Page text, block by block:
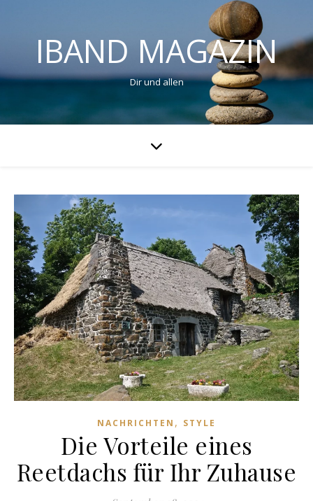
IBAND MAGAZIN
Dir und allen
NACHRICHTEN , STYLE
Die Vorteile eines
Reetdachs für Ihr Zuhause